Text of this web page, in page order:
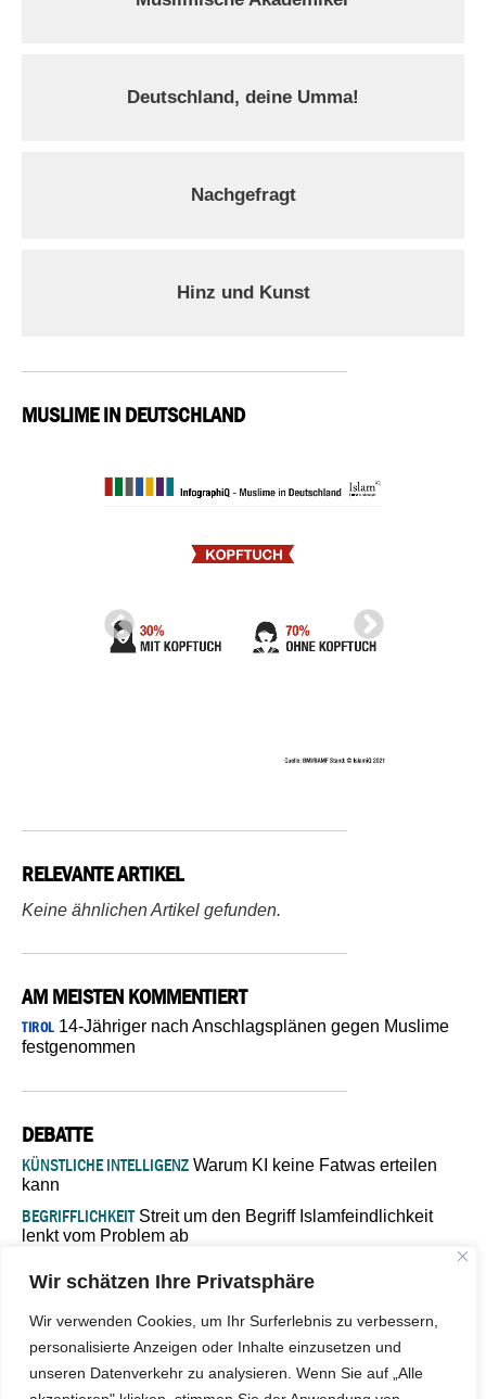
Wir schätzen Ihre Privatsphäre
Wir verwenden Cookies, um Ihr Surferlebnis zu verbessern,
personalisierte Anzeigen oder Inhalte einzusetzen und
unseren Datenverkehr zu analysieren. Wenn Sie auf „Alle
Deutschland, deine Umma!
Nachgefragt
Hinz und Kunst
MUSLIME IN DEUTSCHLAND
RELEVANTE ARTIKEL
Keine ähnlichen Artikel gefunden.
AM MEISTEN KOMMENTIERT
TIROL14-Jähriger nach Anschlagsplänen gegen Muslime
festgenommen
DEBATTE
KÜNSTLICHE INTELLIGENZ Warum KI keine Fatwas erteilen
kann
BEGRIFFLICHKEITStreit um den Begriff Islamfeindlichkeit
lenkt vom Problem ab
Verantwortung bleibt“
ISLAMISCHE FAKULTÄT IN MÜNSTEREine kritische Schwelle für
die deutsche Religionspolitik
GASTBEITRAGWarum die muslimische Welt eine neue